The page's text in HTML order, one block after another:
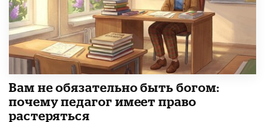
​Вам не обязательно быть богом:
почему педагог имеет право
растеряться